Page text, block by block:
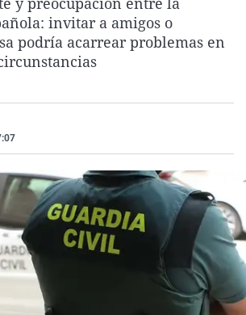
La rosa de los vientos
Gente viajera
Caso
Retornados
Extremadura
Galicia
Virales
Televisión
invitar a amigos o
podría acarrear problemas en